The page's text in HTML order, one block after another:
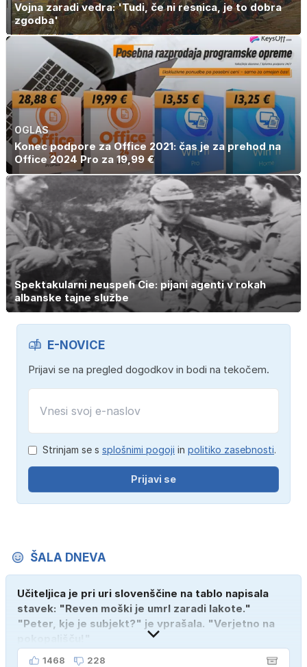
Vojna zaradi vedra: 'Tudi, če ni resnica, je to dobra
zgodba'
OGLAS
Konec podpore za Office 2021: čas je za prehod na
Office 2024 Pro za 19,99 €
Spektakularni neuspeh Cie: pijani agenti v rokah
albanske tajne službe
E-NOVICE
Prijavi se na pregled dogodkov in bodi na tekočem.
Strinjam se s splošnimi pogoji in politiko zasebnosti.
Prijavi se
ŠALA DNEVA
Učiteljica je pri uri slovenščine na tablo napisala
stavek: "Reven moški je umrl zaradi lakote."
"Peter, kje je subjekt?" je vprašala. "Verjetno na
1468 228